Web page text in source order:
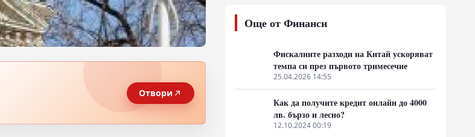
Отвори
Още от Финанси
Фискалните разходи на Китай ускоряват
темпа си през първото тримесечие
25.04.2026 14:55
Как да получите кредит онлайн до 4000
лв. бързо и лесно?
12.10.2024 00:19